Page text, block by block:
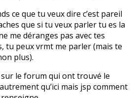
ce que tu veux dire c’est pareil
que si tu veux parler tu es la
me déranges pas avec tes
tu peux vrmt me parler (mais te
plus).
sur le forum qui ont trouvé le
qu’ici mais jsp comment